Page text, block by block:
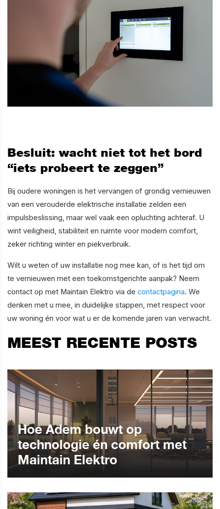
Besluit: wacht niet tot het bord
“iets probeert te zeggen”
Bij oudere woningen is het vervangen of grondig vernieuwen
van een verouderde elektrische installatie zelden een
impulsbeslissing, maar wel vaak een opluchting achteraf. U
wint veiligheid, stabiliteit en ruimte voor modern comfort,
zeker richting winter en piekverbruik.
Wilt u weten of uw installatie nog mee kan, of is het tijd om
te vernieuwen met een toekomstgerichte aanpak? Neem
contact op met Maintain Elektro via de contactpagina. We
denken met u mee, in duidelijke stappen, met respect voor
uw woning én voor wat u er de komende jaren van verwacht.
MEEST RECENTE POSTS
Hoe Adem bouwt op
technologie én comfort met
Maintain Elektro